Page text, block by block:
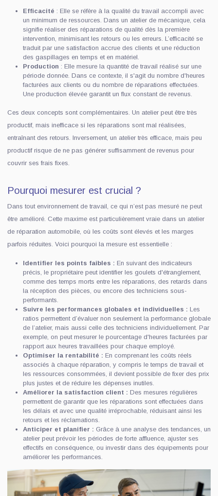
Efficacité : Elle se réfère à la qualité du travail accompli avec
un minimum de ressources. Dans un atelier de mécanique, cela
signifie réaliser des réparations de qualité dès la première
intervention, minimisant les retours ou les erreurs. L’efficacité se
traduit par une satisfaction accrue des clients et une réduction
des gaspillages en temps et en matériel.
Production : Elle mesure la quantité de travail réalisé sur une
période donnée. Dans ce contexte, il s'agit du nombre d'heures
facturées aux clients ou du nombre de réparations effectuées.
Une production élevée garantit un flux constant de revenus.
Ces deux concepts sont complémentaires. Un atelier peut être très
productif, mais inefficace si les réparations sont mal réalisées,
entraînant des retours. Inversement, un atelier très efficace, mais peu
productif risque de ne pas générer suffisamment de revenus pour
couvrir ses frais fixes.
Pourquoi mesurer est crucial ?
Dans tout environnement de travail, ce qui n’est pas mesuré ne peut
être amélioré. Cette maxime est particulièrement vraie dans un atelier
de réparation automobile, où les coûts sont élevés et les marges
parfois réduites. Voici pourquoi la mesure est essentielle :
Identifier les points faibles : En suivant des indicateurs
précis, le propriétaire peut identifier les goulets d'étranglement,
comme des temps morts entre les réparations, des retards dans
la réception des pièces, ou encore des techniciens sous-
performants.
Suivre les performances globales et individuelles : Les
ratios permettent d’évaluer non seulement la performance globale
de l’atelier, mais aussi celle des techniciens individuellement. Par
exemple, on peut mesurer le pourcentage d'heures facturées par
rapport aux heures travaillées pour chaque employé.
Optimiser la rentabilité : En comprenant les coûts réels
associés à chaque réparation, y compris le temps de travail et
les ressources consommées, il devient possible de fixer des prix
plus justes et de réduire les dépenses inutiles.
Améliorer la satisfaction client : Des mesures régulières
permettent de garantir que les réparations sont effectuées dans
les délais et avec une qualité irréprochable, réduisant ainsi les
retours et les réclamations.
Anticiper et planifier : Grâce à une analyse des tendances, un
atelier peut prévoir les périodes de forte affluence, ajuster ses
effectifs en conséquence, ou investir dans des équipements pour
améliorer les performances.